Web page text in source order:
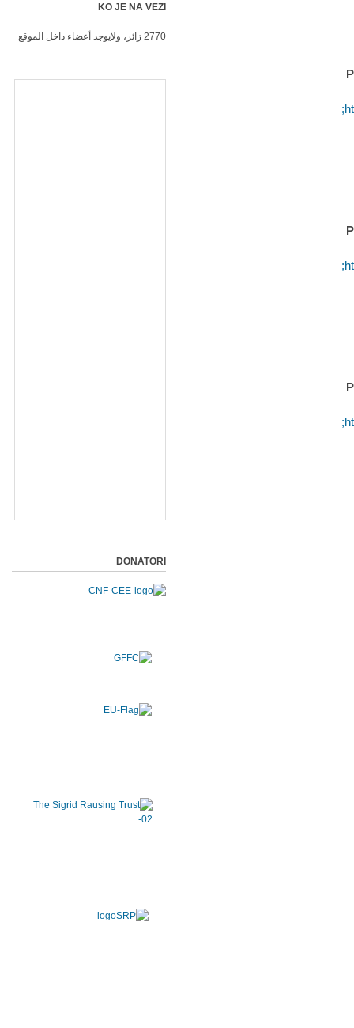
KO JE NA VEZI
2770 زائر، ولايوجد أعضاء داخل الموقع
DONATORI